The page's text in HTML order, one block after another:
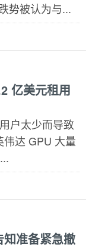
势被认为与...
亿美元租用
户太少而导致
达 GPU 大量
准备紧急撤